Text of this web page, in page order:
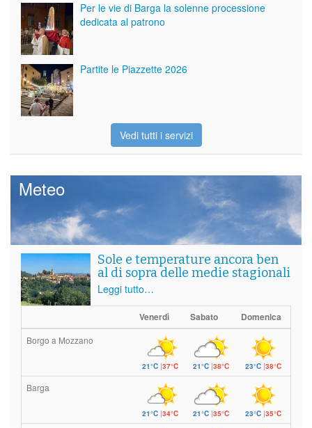
Per le vie di Barga la solenne processione
dedicata al patrono
Partite le Piazzette 2026
Vedi tutti i servizi
Meteo
Sole e temperature ancora ben
al di sopra delle medie stagionali
Leggi tutto…
Venerdì Sabato Domenica
Borgo a Mozzano
21°C|37°C 21°C|38°C 23°C |38°C
Barga
21°C|34°C 21°C|35°C 23°C |35°C